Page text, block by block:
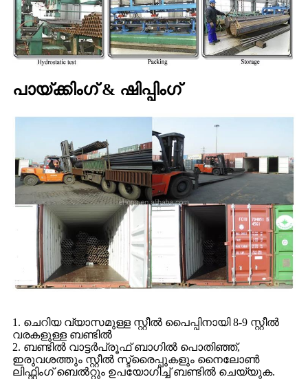
പായ്ക്കിംഗ് & ഷിപ്പിംഗ്
1. ചെറിയ വ്യാസമുള്ള സ്റ്റീൽ പൈപ്പിനായി 8-9 സ്റ്റീൽ
വരകളുള്ള ബണ്ടിൽ
2. ബണ്ടിൽ വാട്ടർപ്രൂഫ് ബാഗിൽ പൊതിഞ്ഞ്,
ഇരുവശത്തും സ്റ്റീൽ സ്ട്രൈപ്പുകളും നൈലോൺ
ലിഫ്റ്റിംഗ് ബെൽറ്റും ഉപയോഗിച്ച് ബണ്ടിൽ ചെയ്യുക.